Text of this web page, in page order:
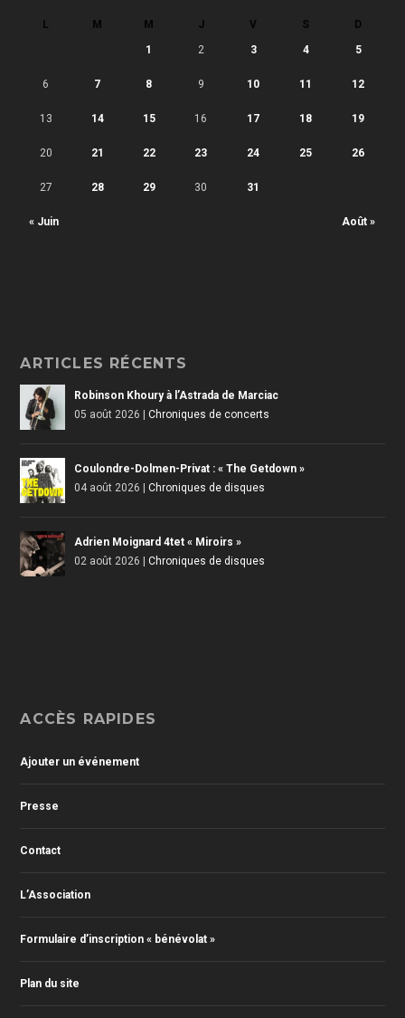
L M M J V S D
« Juin Août »
1 2 3 4 5
6 7 8 9 10 11 12
13 14 15 16 17 18 19
20 21 22 23 24 25 26
27 28 29 30 31
ARTICLES RÉCENTS
Robinson Khoury à l’Astrada de Marciac
05 août 2026
|Chroniques de concerts
Coulondre-Dolmen-Privat : « The Getdown »
04 août 2026
|Chroniques de disques
Adrien Moignard 4tet « Miroirs »
02 août 2026
|Chroniques de disques
ACCÈS RAPIDES
Ajouter un événement
Presse
Contact
L’Association
Formulaire d’inscription « bénévolat »
Plan du site